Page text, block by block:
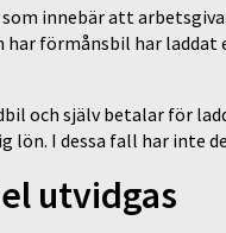
som innebär att
förmånsbil har laddat
och själv betalar för
I dessa fall har inte
utvidgas